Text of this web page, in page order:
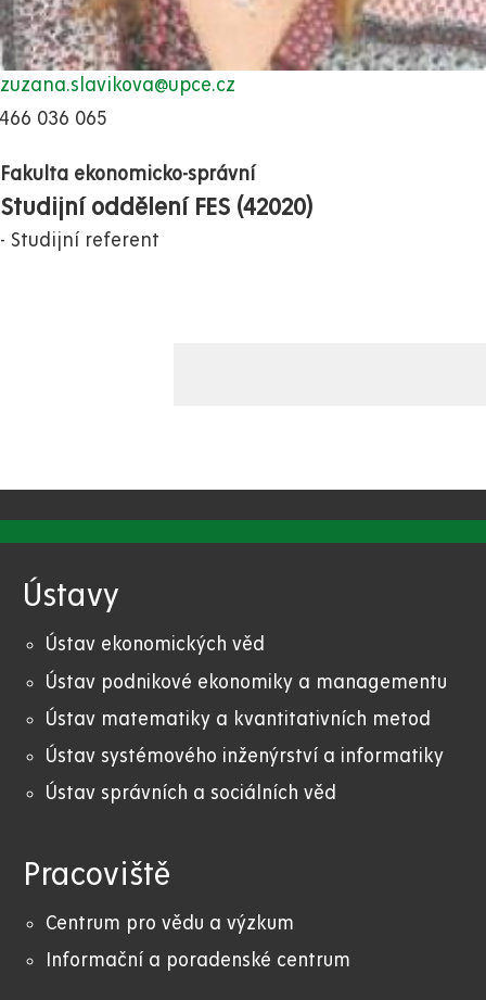
zuzana.slavikova@upce.cz
466 036 065
Fakulta ekonomicko-správní
Studijní oddělení FES (42020)
Studijní referent
Ústavy
Ústav ekonomických věd
Ústav podnikové ekonomiky a managementu
Ústav matematiky a kvantitativních metod
Ústav systémového inženýrství a informatiky
Ústav správních a sociálních věd
Pracoviště
Centrum pro vědu a výzkum
Informační a poradenské centrum